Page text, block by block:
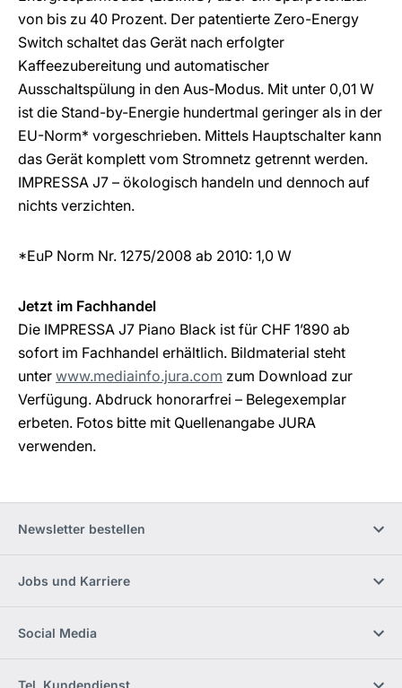
von bis zu 40 Prozent. Der patentierte Zero-Energy
Switch schaltet das Gerät nach erfolgter
Kaffeezubereitung und automatischer
Ausschaltspülung in den Aus-Modus. Mit unter 0,01 W
ist die Stand-by-Energie hundertmal geringer als in der
EU-Norm* vorgeschrieben. Mittels Hauptschalter kann
das Gerät komplett vom Stromnetz getrennt werden.
IMPRESSA J7 – ökologisch handeln und dennoch auf
nichts verzichten.
*EuP Norm Nr. 1275/2008 ab 2010: 1,0 W
Jetzt im Fachhandel
Die IMPRESSA J7 Piano Black ist für CHF 1’890 ab
sofort im Fachhandel erhältlich. Bildmaterial steht
unter www.mediainfo.jura.com zum Download zur
Verfügung. Abdruck honorarfrei – Belegexemplar
erbeten. Fotos bitte mit Quellenangabe JURA
verwenden.
Newsletter bestellen
Jobs und Karriere
Social Media
Tel. Kundendienst